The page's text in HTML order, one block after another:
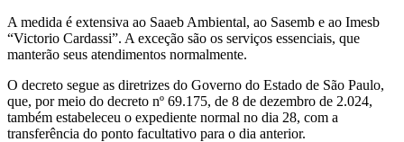
A medida é extensiva ao Saaeb Ambiental, ao Sasemb e ao Imesb
“Victorio Cardassi”. A exceção são os serviços essenciais, que
manterão seus atendimentos normalmente.
O decreto segue as diretrizes do Governo do Estado de São Paulo,
que, por meio do decreto nº 69.175, de 8 de dezembro de 2.024,
também estabeleceu o expediente normal no dia 28, com a
transferência do ponto facultativo para o dia anterior.